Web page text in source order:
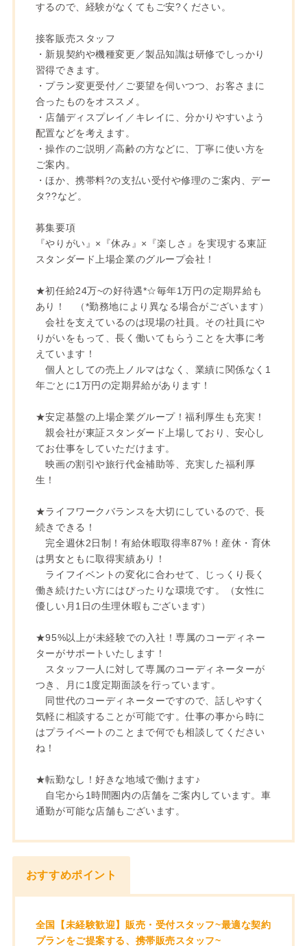
するので、経験がなくてもご安?ください。
接客販売スタッフ
・新規契約や機種変更／製品知識は研修でしっかり
習得できます。
・プラン変更受付／ご要望を伺いつつ、お客さまに
合ったものをオススメ。
・店舗ディスプレイ／キレイに、分かりやすいよう
配置などを考えます。
・操作のご説明／高齢の方などに、丁寧に使い方を
ご案内。
・ほか、携帯料?の支払い受付や修理のご案内、デー
タ??など。
募集要項
『やりがい』×『休み』×『楽しさ』を実現する東証
スタンダード上場企業のグループ会社！
★初任給24万~の好待遇*☆毎年1万円の定期昇給も
あり！ （*勤務地により異なる場合がございます）
会社を支えているのは現場の社員。その社員にや
りがいをもって、長く働いてもらうことを大事に考
えています！
個人としての売上ノルマはなく、業績に関係なく1
年ごとに1万円の定期昇給があります！
★安定基盤の上場企業グループ！福利厚生も充実！
親会社が東証スタンダード上場しており、安心し
てお仕事をしていただけます。
映画の割引や旅行代金補助等、充実した福利厚
生！
★ライフワークバランスを大切にしているので、長
続きできる！
完全週休2日制！有給休暇取得率87%！産休・育休
は男女ともに取得実績あり！
ライフイベントの変化に合わせて、じっくり長く
働き続けたい方にはぴったりな環境です。（女性に
優しい月1日の生理休暇もございます）
★95%以上が未経験での入社！専属のコーディネー
ターがサポートいたします！
スタッフ一人に対して専属のコーディネーターが
つき、月に1度定期面談を行っています。
同世代のコーディネーターですので、話しやすく
気軽に相談することが可能です。仕事の事から時に
はプライベートのことまで何でも相談してください
ね！
★転勤なし！好きな地域で働けます♪
自宅から1時間圏内の店舗をご案内しています。車
通勤が可能な店舗もございます。
おすすめポイント
全国【未経験歓迎】販売・受付スタッフ~最適な契約
プランをご提案する、携帯販売スタッフ~